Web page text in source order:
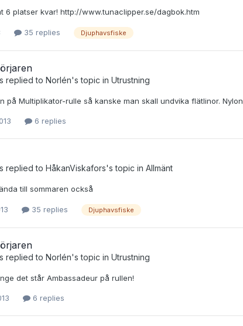
6 platser kvar! http://www.tunaclipper.se/dagbok.htm
35 replies Djuphavsfiske
replied to Norlén's topic in Utrustning
på Multiplikator-rulle så kanske man skall undvika flätlinor.
6 replies
replied to HåkanViskafors's topic in Allmänt
till sommaren också
35 replies Djuphavsfiske
replied to Norlén's topic in Utrustning
det står Ambassadeur på rullen!
6 replies